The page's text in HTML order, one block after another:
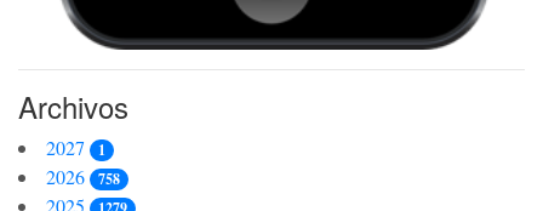
Archivos
2027 1
2026 758
2025